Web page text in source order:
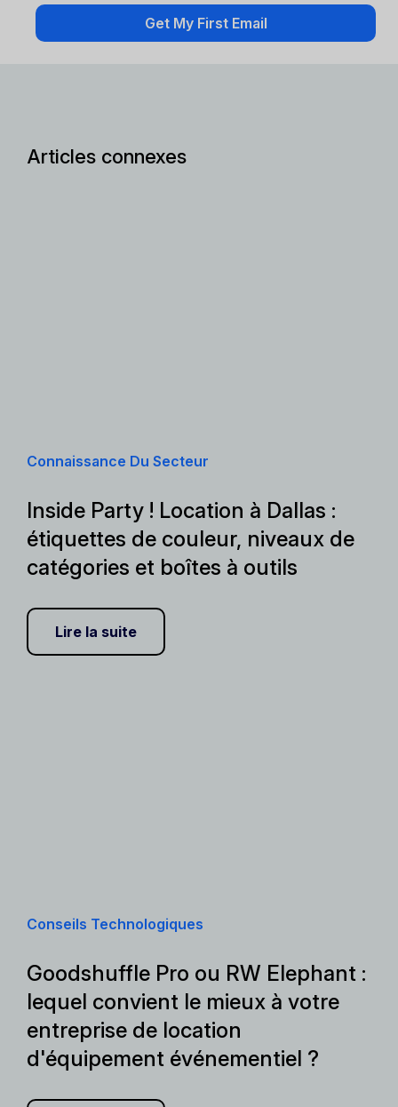
Articles connexes
Connaissance Du Secteur
Inside Party ! Location à Dallas :
étiquettes de couleur, niveaux de
catégories et boîtes à outils
Lire la suite
Conseils Technologiques
Goodshuffle Pro ou RW Elephant :
lequel convient le mieux à votre
entreprise de location
d'équipement événementiel ?